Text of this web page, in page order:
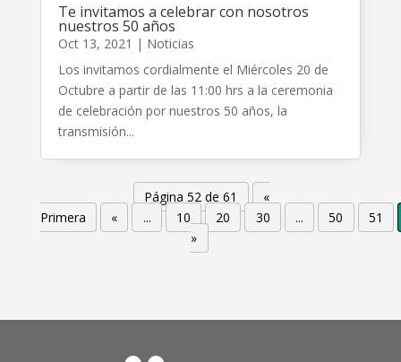
Te invitamos a celebrar con nosotros
nuestros 50 años
Oct 13, 2021 | Noticias
Los invitamos cordialmente el Miércoles 20 de
Octubre a partir de las 11:00 hrs a la ceremonia
de celebración por nuestros 50 años, la
transmisión...
Página 52 de 61
«
Primera
« ... 10 20 30 ... 50
51
»